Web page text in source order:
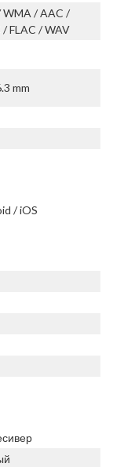
WMA / AAC /
/ FLAC / WAV
mm
/ iOS